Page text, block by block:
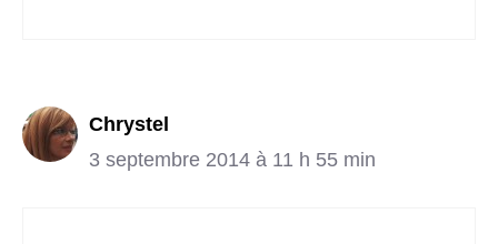
Chrystel
3 septembre 2014 à 11 h 55 min